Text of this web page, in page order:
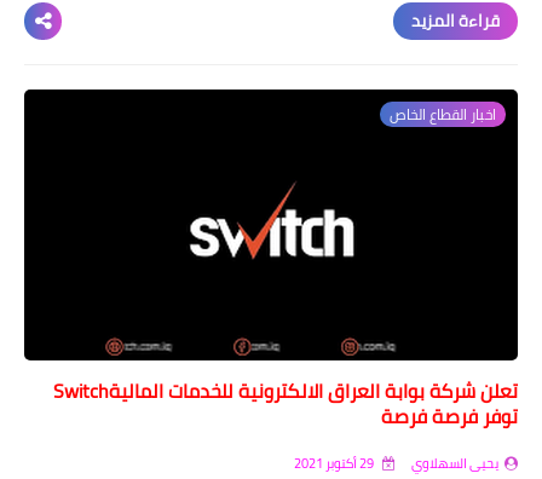
قراءة المزيد
اخبار القطاع الخاص
تعلن شركة بوابة العراق الالكترونية للخدمات الماليةSwitch
توفر فرصة فرصة
يحيى السهلاوي